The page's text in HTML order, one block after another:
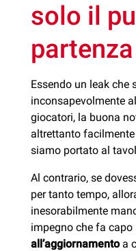
solo il
partenza
Essendo un leak che
inconsapevolmente
giocatori, la buona
altrettanto
siamo portato al
Al contrario, se
per tanto tempo,
inesorabilmente
impegno che fa capo
all’aggiornamento a